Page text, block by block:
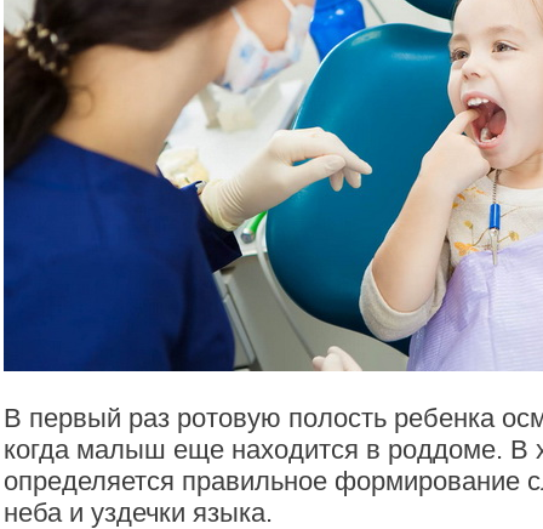
В первый раз ротовую полость ребенка
когда малыш еще находится в роддоме. В
определяется правильное формирование
неба и уздечки языка.